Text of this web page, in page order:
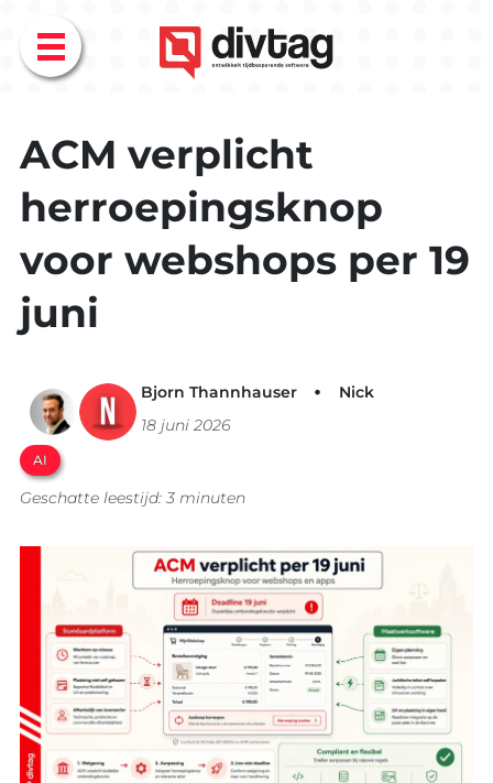
Menu
ACM verplicht
herroepingsknop
voor webshops per 19
juni
Bjorn Thannhauser
Nick
18 juni 2026
AI
Geschatte leestijd: 3 minuten